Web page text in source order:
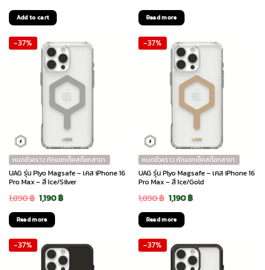
price
was:
2,490 ฿.1,190 ฿.
Add to cart
price
was:
1,890 ฿.1,190 ฿.
Read more
-37%
หมดชั่วคราว ทักแชทเช็คสต๊อกสาขา
UAG รุ่น Plyo Magsafe – เคส iPhone 16
Pro Max – สี Ice/Silver
1,890฿ Original
price
was:
1,890 ฿.
1,190฿Current
1,190 ฿.
Read more
-37%
หมดชั่วคราว ทักแชทเช็คสต๊อกสาขา
UAG รุ่น Plyo Magsafe – เคส iPhone 16
Pro Max – สี Ice/Gold
1,890฿ Original
price
was:
1,890 ฿.
1,190฿Current
1,190 ฿.
Read more
-37% -37%